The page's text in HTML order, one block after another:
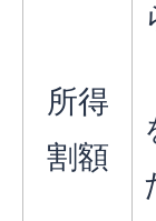
所得
割額